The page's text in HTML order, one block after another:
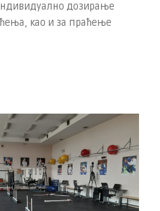
дозирање
као и за праћење